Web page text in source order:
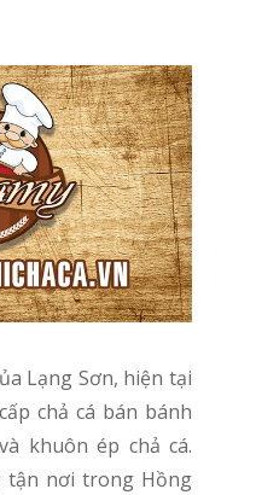
chả cá bán bánh
khuôn ép chả cá.
tận nơi trong Hồng